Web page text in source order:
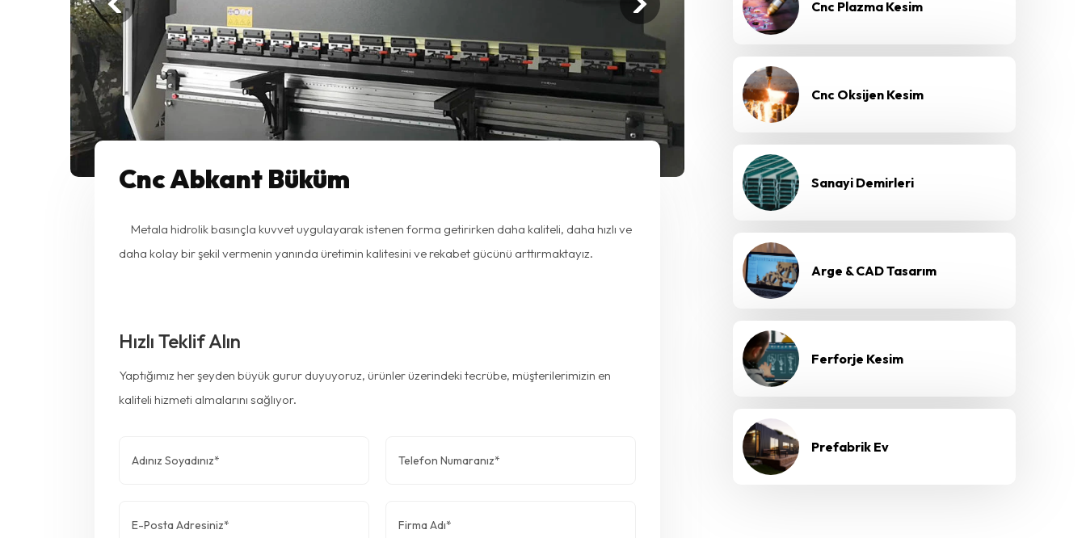
Cnc Abkant Büküm
Metala hidrolik basınçla kuvvet uygulayarak istenen forma getirirken daha kaliteli, daha hızlı ve
daha kolay bir şekil vermenin yanında üretimin kalitesini ve rekabet gücünü arttırmaktayız.
Hızlı Teklif Alın
Yaptığımız her şeyden büyük gurur duyuyoruz, ürünler üzerindeki tecrübe, müşterilerimizin en
kaliteli hizmeti almalarını sağlıyor.
Cnc Plazma Kesim
Cnc Oksijen Kesim
Sanayi Demirleri
Arge & CAD Tasarım
Ferforje Kesim
Prefabrik Ev